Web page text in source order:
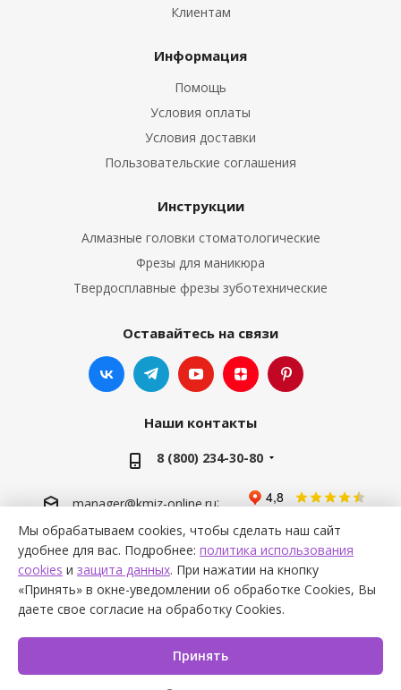
Клиентам
Информация
Помощь
Условия оплаты
Условия доставки
Пользовательские соглашения
Инструкции
Алмазные головки стоматологические
Фрезы для маникюра
Твердосплавные фрезы зуботехнические
Оставайтесь на связи
Наши контакты
8 (800) 234-30-80
manager@kmiz-online.ru;
info@kmiz-online.ru
2026 © kmiz-online.ru
Мы обрабатываем cookies, чтобы сделать наш сайт
удобнее для вас. Подробнее: политика использования
cookies и защита данных. При нажатии на кнопку
«Принять» в окне-уведомлении об обработке Cookies, Вы
даете свое согласие на обработку Cookies.
Принять